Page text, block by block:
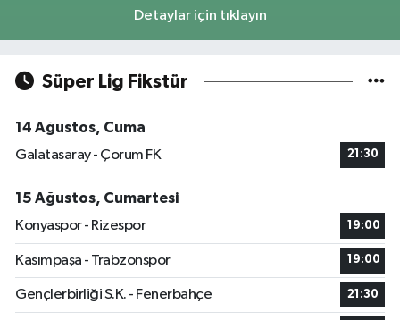
Detaylar için tıklayın
Süper Lig Fikstür
14 Ağustos, Cuma
Galatasaray - Çorum FK
21:30
15 Ağustos, Cumartesi
Konyaspor - Rizespor
19:00
Kasımpaşa - Trabzonspor 19:00
Gençlerbirliği S.K. - Fenerbahçe 21:30